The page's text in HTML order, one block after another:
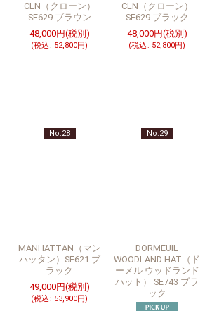
CLN（クローン）
SE629 ブラウン
48,000円(税別)
(税込: 52,800円)
CLN（クローン）
SE629 ブラック
48,000円(税別)
(税込: 52,800円)
No.28
MANHATTAN（マン
ハッタン）SE621 ブ
ラック
49,000円(税別)
(税込: 53,900円)
No.29
DORMEUIL
WOODLAND HAT（ド
ーメル ウッドランド
ハット） SE743 ブラ
ック